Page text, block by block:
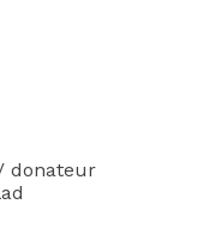
donateur